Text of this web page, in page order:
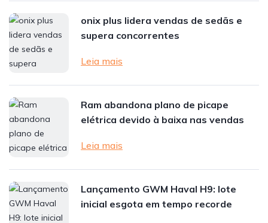
onix plus lidera vendas de sedãs e
supera concorrentes
Leia mais
Ram abandona plano de picape
elétrica devido à baixa nas vendas
Leia mais
Lançamento GWM Haval H9: lote
inicial esgota em tempo recorde